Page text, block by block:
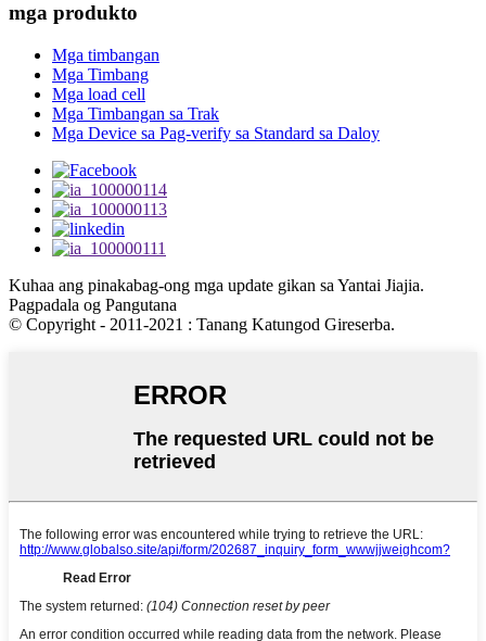
mga produkto
Mga timbangan
Mga Timbang
Mga load cell
Mga Timbangan sa Trak
Mga Device sa Pag-verify sa Standard sa Daloy
Kuhaa ang pinakabag-ong mga update gikan sa Yantai Jiajia.
Pagpadala og Pangutana
© Copyright - 2011-2021 : Tanang Katungod Gireserba.